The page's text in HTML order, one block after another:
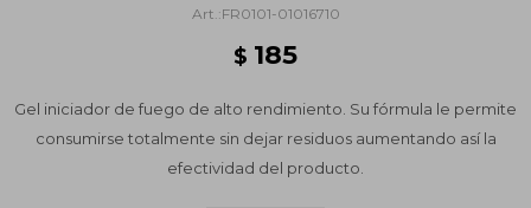
FR0101-01016710
$ 185
Gel iniciador de fuego de alto rendimiento. Su fórmula le permite
consumirse totalmente sin dejar residuos aumentando así la
efectividad del producto.